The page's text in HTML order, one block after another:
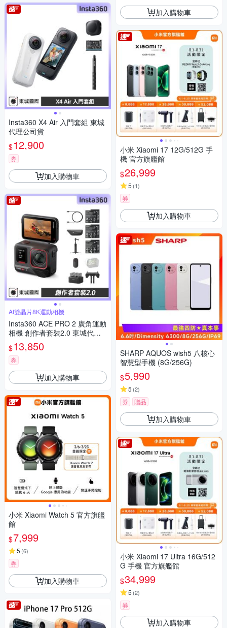
Insta360 X4 Air 入門套組 東城
代理公司貨
$12,900
券
加入購物車
AI雙晶片8K運動相機
Insta360 ACE PRO 2 廣角運動
相機 創作者套裝2.0 東城代理
公司貨
$13,850
券
加入購物車
小米 Xiaomi Watch 5 官方旗艦
館
$7,999
5 (6)
券
加入購物車
加入購物車
小米 Xiaomi 17 12G/512G 手
機 官方旗艦館
$26,999
5 (1)
券
加入購物車
SHARP AQUOS wish5 八核心
智慧型手機 (8G/256G)
$5,990
5 (2)
券 贈品
加入購物車
小米 Xiaomi 17 Ultra 16G/512
G 手機 官方旗艦館
$34,999
5 (2)
券
加入購物車